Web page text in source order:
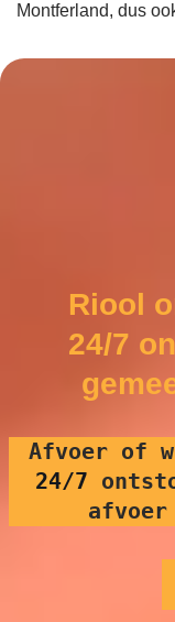
Montferland, dus
Riool
24/7
Afvoer of
24/7